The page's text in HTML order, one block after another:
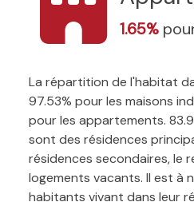
1.65%
La répartition de l'habitat
97.53% pour les maisons
pour les appartements.
sont des résidences
résidences secondaires, le
logements vacants. Il est à
habitants vivant dans leur